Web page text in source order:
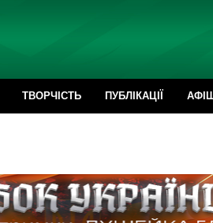
ТВОРЧІСТЬ ПУБЛІКАЦІЇ